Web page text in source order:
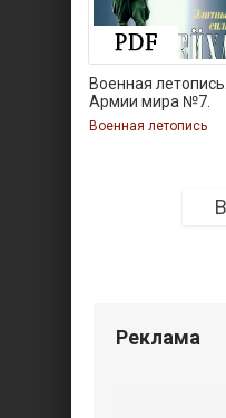
Военная летопись.
Армии мира №7.
Военная летопись
Реклама